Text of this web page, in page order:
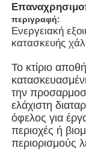
Βίντεο
Σχετικά με
Γύρος
Ποιοτικός
περιγραφή:
Ενεργειακή
κατασκευής
Το κτίριο
την
ελάχιστη
όφελος για
περιοχές ή
περιορισμούς